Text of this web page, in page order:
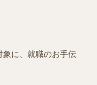
象に、就職のお手伝